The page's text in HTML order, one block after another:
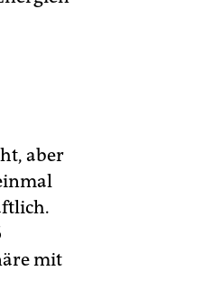
aber
mit